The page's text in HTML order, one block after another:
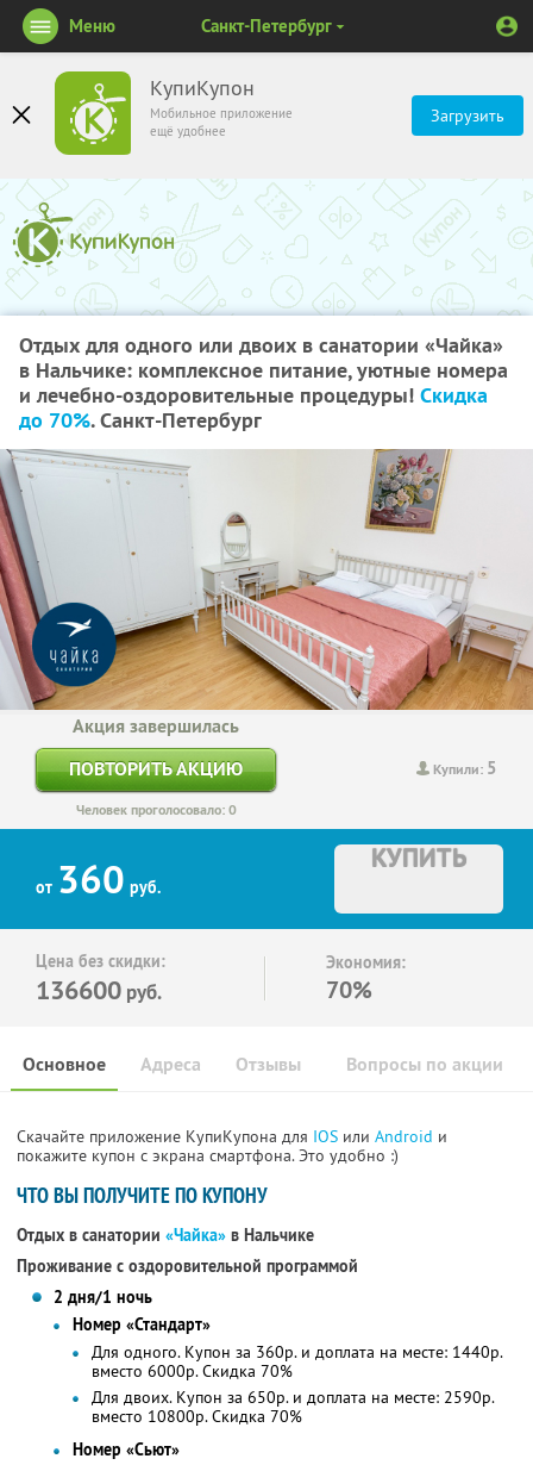
КупиКупон
Мобильное приложение
ещё удобнее
Загрузить
Меню Санкт-Петербург
Отдых для одного или двоих в санатории «Чайка»
в Нальчике: комплексное питание, уютные номера
и лечебно-оздоровительные процедуры! Скидка
до 70%. Санкт-Петербург
Купили: 5
Акция завершилась
ПОВТОРИТЬ АКЦИЮ
Человек проголосовало: 0
от 360 руб.
КУПИТЬ
Цена без скидки:
136600 руб.
Экономия:
70%
Основное Отзывы Вопросы по акции
Адреса
Скачайте приложение КупиКупона для IOS или Android и
покажите купон с экрана смартфона. Это удобно :)
ЧТО ВЫ ПОЛУЧИТЕ ПО КУПОНУ
Отдых в санатории «Чайка» в Нальчике
Проживание с оздоровительной программой
2 дня/1 ночь
Номер «Стандарт»
Для одного. Купон за 360р. и доплата на месте: 1440р.
вместо 6000р.Скидка 70%
Для двоих. Купон за 650р. и доплата на месте: 2590р.
вместо 10800р.Скидка 70%
Номер «Сьют»